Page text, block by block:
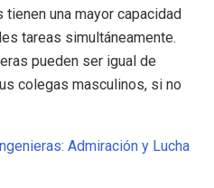
una mayor capacidad
tareas simultáneamente.
pueden ser igual de
colegas masculinos, si no
Admiración y Lucha